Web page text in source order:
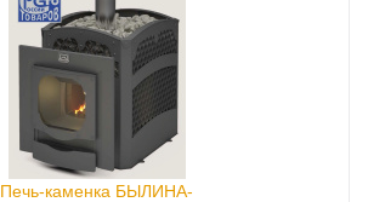
Печь-каменка БЫЛИНА-